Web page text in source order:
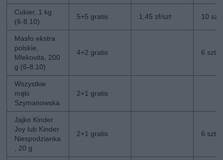
Cukier, 1 kg
(6-8.10)
5+5 gratis 1,45 zł/szt 10 szt
Masło ekstra
polskie,
Mlekovita, 200
g (6-8.10)
4+2 gratis 6 szt
Wszystkie
mąki
Szymanowska
2+1 gratis
Jajko Kinder
Joy lub Kinder
Niespodzianka
, 20 g
2+1 gratis 6 szt